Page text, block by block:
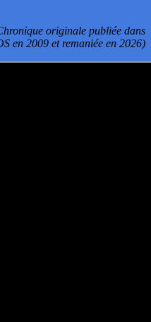
originale publiée dans
en 2009 et remaniée en 2026)